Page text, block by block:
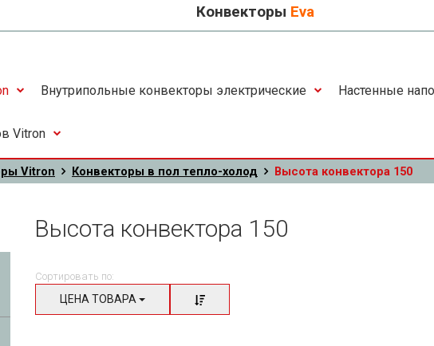
Конвекторы Eva
Внутрипольные конвекторы электрические Настенные
Vitron
Vitron Конвекторы в пол тепло-холод Высота конвектора 150
Высота конвектора 150
Сортировать по:
ЦЕНА ТОВАРА